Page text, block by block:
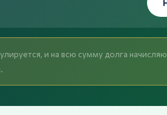
и на всю сумму долга